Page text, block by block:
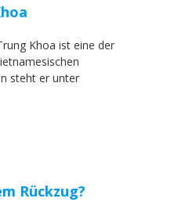
Khoa ist eine der
steht er unter
Rückzug?